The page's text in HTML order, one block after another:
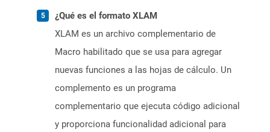
¿Qué es el formato XLAM
XLAM es un archivo complementario de
Macro habilitado que se usa para agregar
nuevas funciones a las hojas de cálculo. Un
complemento es un programa
complementario que ejecuta código adicional
y proporciona funcionalidad adicional para